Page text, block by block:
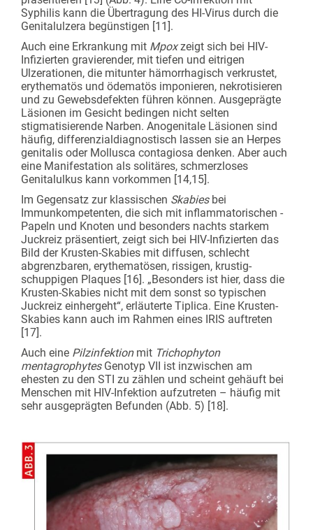
Syphilis kann die Übertragung des HI-Virus durch die
Genitalulzera begünstigen [11].
Auch eine Erkrankung mit Mpoxzeigt sich bei HIV-
Infizierten gravierender, mit tiefen und eitrigen
Ulzerationen, die mitunter hämorrhagisch verkrustet,
erythematös und ödematös imponieren, nekrotisieren
und zu Gewebsdefekten führen können. Ausgeprägte
Läsionen im Gesicht bedingen nicht selten
stigmatisierende Narben. Anogenitale Läsionen sind
häufig, differenzialdiagnostisch lassen sie an Herpes
genitalis oder Mollusca contagiosa denken. Aber auch
eine Manifestation als solitäres, schmerzloses
Genitalulkus kann vorkommen [14,15].
Im Gegensatz zur klassischen Skabies bei
Immunkompetenten, die sich mit inflammatorischen ­
Papeln und Knoten und besonders nachts starkem
Juckreiz präsentiert, zeigt sich bei HIV-Infizierten das
Bild der Krusten-Skabies mit diffusen, schlecht
abgrenzbaren, erythematösen, rissigen, krustig-
schuppigen Plaques [16]. „Besonders ist hier, dass die
Krusten-Skabies nicht mit dem sonst so typischen
Juckreiz einhergeht“, erläuterte Tiplica. Eine Krusten-
Skabies kann auch im Rahmen eines IRIS auftreten
[17].
Auch eine Pilzinfektion mit Trichophyton
mentagrophytesGenotyp VII ist inzwischen am
ehesten zu den STI zu zählen und scheint gehäuft bei
Menschen mit HIV-Infektion aufzutreten – häufig mit
sehr ausgeprägten Befunden (Abb. 5) [18].